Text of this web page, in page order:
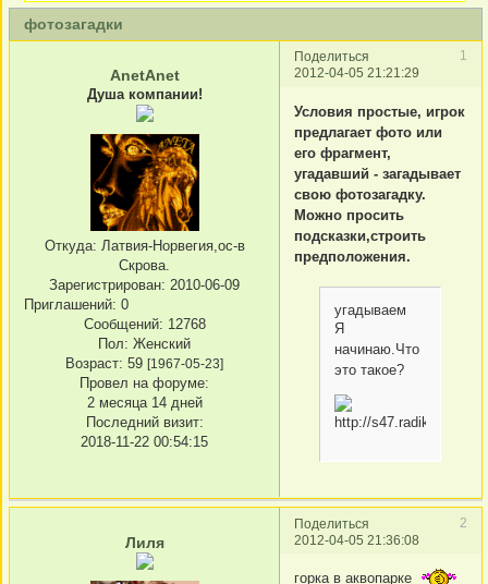
фотозагадки
Поделиться
1
2012-04-05 21:21:29
AnetAnet
Душа компании!
Откуда: Латвия-Норвегия,ос-в
Скрова.
Зарегистрирован: 2010-06-09
Приглашений: 0
Сообщений: 12768
Пол: Женский
Возраст: 59 [1967-05-23]
Провел на форуме:
2 месяца 14 дней
Последний визит:
2018-11-22 00:54:15
Условия простые, игрок
предлагает фото или
его фрагмент,
угадавший - загадывает
свою фотозагадку.
Можно просить
подсказки,строить
предположения.
угадываем
Я
начинаю.Что
это такое?
Поделиться
2
2012-04-05 21:36:08
Лиля
горка в аквопарке